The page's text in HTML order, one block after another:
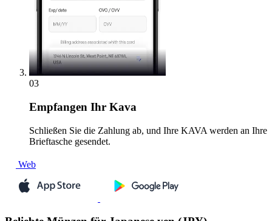
03
Empfangen Ihr Kava
Schließen Sie die Zahlung ab, und Ihre KAVA werden an Ihre
Brieftasche gesendet.
Web